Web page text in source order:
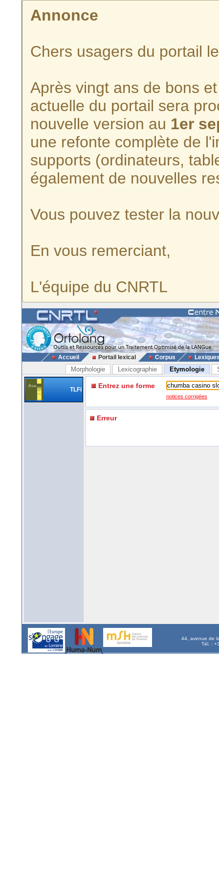
Annonce
Chers usagers du portail
Après vingt ans de bons
actuelle du portail sera
nouvelle version au 1er
une refonte complète de
supports (ordinateurs,
également de nouvelles
Vous pouvez tester la
En vous remerciant,
L'équipe du CNRTL
Accueil Portail lexical Corpus
Morphologie Lexicographie Etymologie
TLFi Entrez une forme
notices corrigées
Erreur
44, avenue de
Tél. :